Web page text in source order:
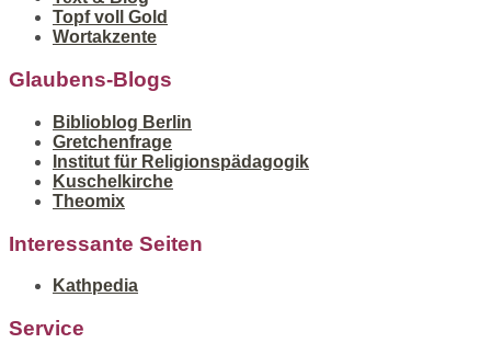
Topf voll Gold
Wortakzente
Glaubens-Blogs
Biblioblog Berlin
Gretchenfrage
Institut für Religionspädagogik
Kuschelkirche
Theomix
Interessante Seiten
Kathpedia
Service